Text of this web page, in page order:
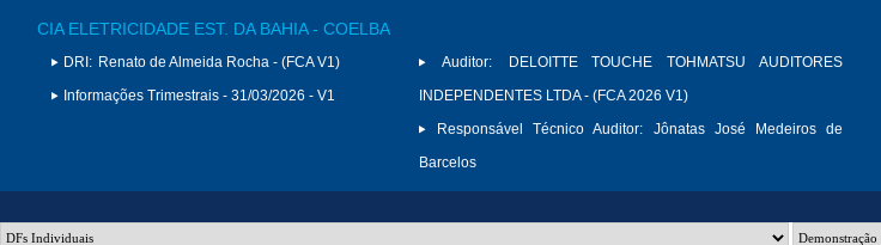
CIA ELETRICIDADE EST. DA BAHIA - COELBA
DRI: Renato de Almeida Rocha - (FCA V1)
Informações Trimestrais - 31/03/2026 - V1
Auditor:
DELOITTE TOUCHE TOHMATSU AUDITORES
INDEPENDENTES LTDA - (FCA 2026 V1)
Responsável Técnico Auditor:
Jônatas José Medeiros de
Barcelos